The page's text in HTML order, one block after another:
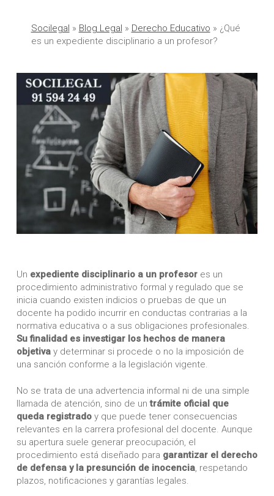
Socilegal » Blog Legal » Derecho Educativo » ¿Qué
es un expediente disciplinario a un profesor?
Un expediente disciplinario a un profesores un
procedimiento administrativo formal y regulado que se
inicia cuando existen indicios o pruebas de que un
docente ha podido incurrir en conductas contrarias a la
normativa educativa o a sus obligaciones profesionales.
Su finalidad es investigar los hechos de manera
objetivay determinar si procede o no la imposición de
una sanción conforme a la legislación vigente.
No se trata de una advertencia informal ni de una simple
llamada de atención, sino de untrámite oficial que
queda registradoy que puede tener consecuencias
relevantes en la carrera profesional del docente. Aunque
su apertura suele generar preocupación, el
procedimiento está diseñado para garantizar el derecho
de defensa y la presunción de inocencia, respetando
plazos, notificaciones y garantías legales.